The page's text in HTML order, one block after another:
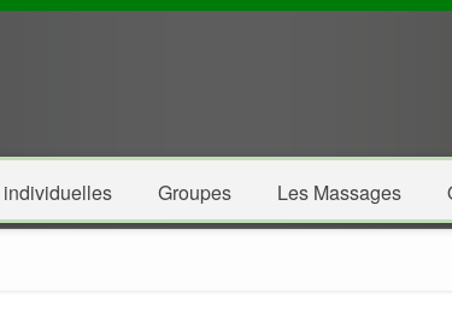
Groupes Les Massages